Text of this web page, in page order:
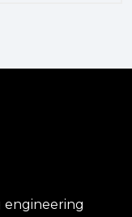
engineering